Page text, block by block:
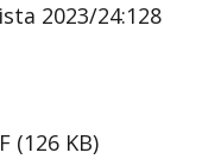
2023/24:128
(126 KB)